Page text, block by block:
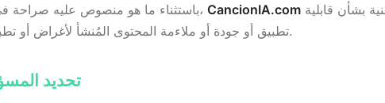
باستثناء ما هو منصوص عليه صراحة في هذا الاتفاق، CancionIA.com
تطبيق أو جودة أو ملاءمة المحتوى المُنشأ لأغراض أو تطبيقات محددة.
5. تحديد